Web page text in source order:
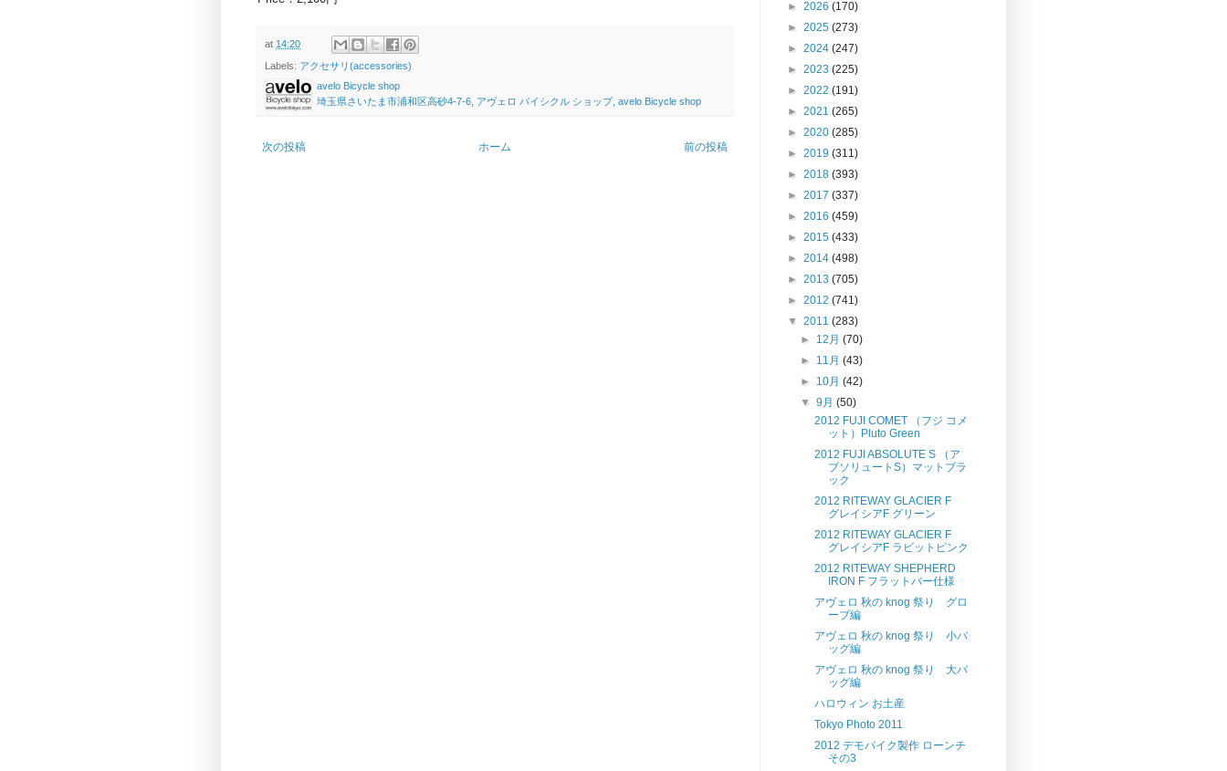
at 14:20
Labels: アクセサリ(accessories)
avelo Bicycle shop
埼玉県さいたま市浦和区高砂4-7-6, アヴェロ バイシクル ショップ, avelo Bicycle shop
次の投稿 前の投稿
ホーム
► 2026 (170)
► 2025 (273)
► 2024 (247)
► 2023 (225)
► 2022 (191)
► 2021 (265)
► 2020 (285)
► 2019 (311)
► 2018 (393)
► 2017 (337)
► 2016 (459)
► 2015 (433)
► 2014 (498)
► 2013 (705)
► 2012 (741)
▼ 2011 (283)
► 12月(70)
► 11月(43)
► 10月(42)
▼9月(50)
2012 FUJI COMET （フジ コメ
ット）Pluto Green
2012 FUJI ABSOLUTE S （ア
ブソリュートS）マットブラ
ック
2012 RITEWAY GLACIER F
グレイシアF グリーン
2012 RITEWAY GLACIER F
グレイシアF ラビットピンク
2012 RITEWAY SHEPHERD
IRON F フラットバー仕様
アヴェロ 秋の knog 祭り グロ
ーブ編
アヴェロ 秋の knog 祭り 小バ
ッグ編
アヴェロ 秋の knog 祭り 大バ
ッグ編
ハロウィン お土産
Tokyo Photo 2011
2012 デモバイク製作 ローンチ
その3